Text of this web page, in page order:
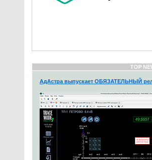
TOP
АдАстра выпускает ОБЯЗАТЕЛЬНЫЙ